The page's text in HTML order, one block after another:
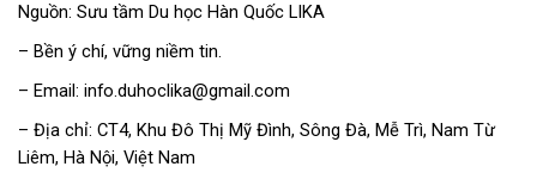
Nguồn: Sưu tầm Du học Hàn Quốc LIKA
– Bền ý chí, vững niềm tin.
– Email: info.duhoclika@gmail.com
– Địa chỉ: CT4, Khu Đô Thị Mỹ Đình, Sông Đà, Mễ Trì, Nam Từ
Liêm, Hà Nội, Việt Nam